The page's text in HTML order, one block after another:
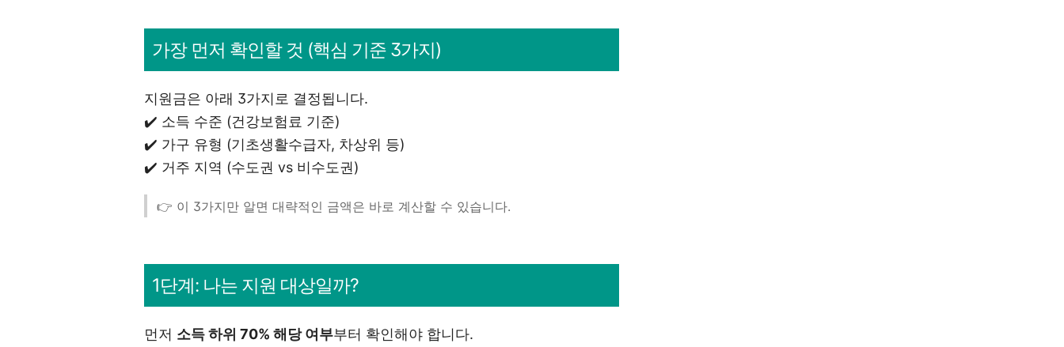
가장 먼저 확인할 것 (핵심 기준 3가지)
지원금은 아래 3가지로 결정됩니다.
✔️ 소득 수준 (건강보험료 기준)
✔️ 가구 유형 (기초생활수급자, 차상위 등)
✔️ 거주 지역 (수도권 vs 비수도권)
👉 이 3가지만 알면 대략적인 금액은 바로 계산할 수 있습니다.
1단계: 나는 지원 대상일까?
먼저 소득 하위 70% 해당 여부부터 확인해야 합니다.